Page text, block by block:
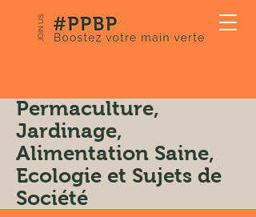
JOIN US
Permaculture,
Jardinage,
Alimentation Saine,
Ecologie et Sujets de
Société